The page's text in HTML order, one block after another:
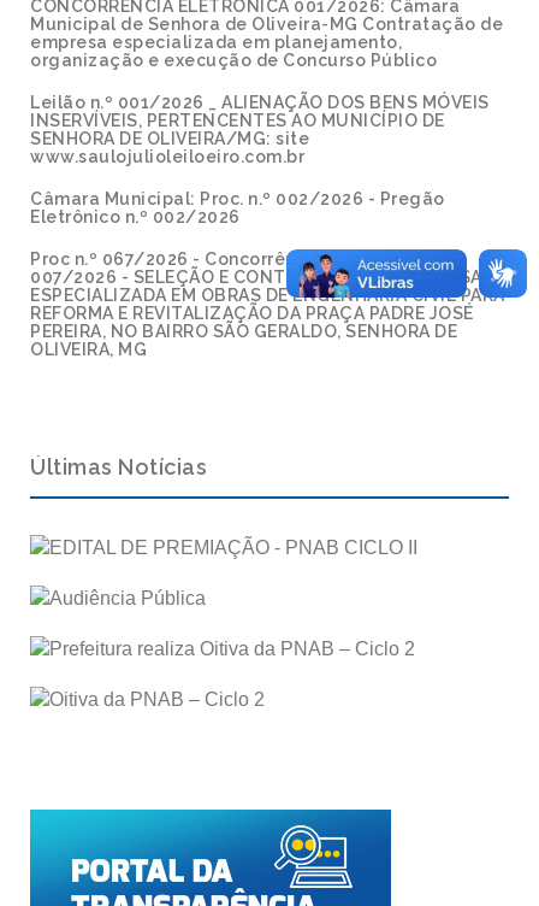
CONCORRÊNCIA ELETRÔNICA 001/2026: Câmara
Municipal de Senhora de Oliveira-MG Contratação de
empresa especializada em planejamento,
organização e execução de Concurso Público
Leilão n.º 001/2026 _ ALIENAÇÃO DOS BENS MÓVEIS
INSERVÍVEIS, PERTENCENTES AO MUNICÍPIO DE
SENHORA DE OLIVEIRA/MG: site
www.saulojulioleiloeiro.com.br
Câmara Municipal: Proc. n.º 002/2026 - Pregão
Eletrônico n.º 002/2026
Proc n.º 067/2026 - Concorrência Eletrônica n.º
007/2026 - SELEÇÃO E CONTRATAÇÃO DE EMPRESA
ESPECIALIZADA EM OBRAS DE ENGENHARIA CIVIL PARA
REFORMA E REVITALIZAÇÃO DA PRAÇA PADRE JOSÉ
PEREIRA, NO BAIRRO SÃO GERALDO, SENHORA DE
OLIVEIRA, MG
Últimas Notícias